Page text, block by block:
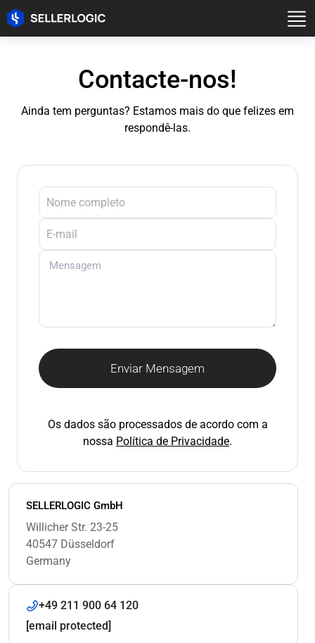
Contacte-nos!
Ainda tem perguntas? Estamos mais do que felizes em
respondê-las.
Enviar Mensagem
Os dados são processados de acordo com a
nossa Política de Privacidade.
SELLERLOGIC GmbH
Willicher Str. 23-25
40547 Düsseldorf
Germany
+49 211 900 64 120
[email protected]